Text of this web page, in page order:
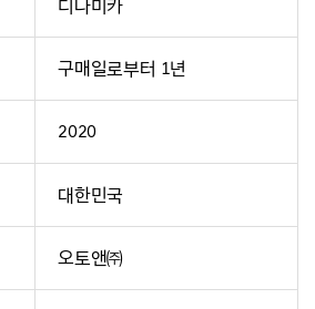
디나미카
구매일로부터 1년
2020
대한민국
오토앤㈜